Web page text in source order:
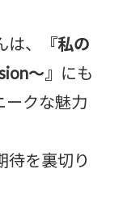
は、
『私の
〜』 にも
ークな魅力
待を裏切り